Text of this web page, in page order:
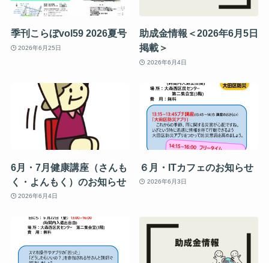
季刊こらぼvol59 2026夏号
2026年6月25日
助成金情報＜2026年6月5日
掲載＞
2026年6月4日
6月・7月健康講座（さんも
く・よんもく）のお知らせ
2026年6月4日
６月・ITカフェのお知らせ
2026年6月3日